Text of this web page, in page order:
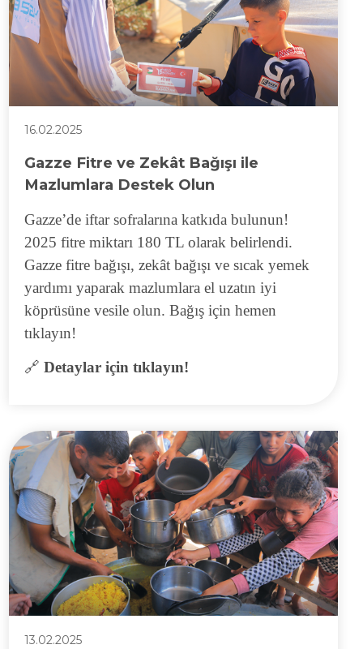
16.02.2025
Gazze Fitre ve Zekât Bağışı ile
Mazlumlara Destek Olun
Gazze’de iftar sofralarına katkıda bulunun!
2025 fitre miktarı 180 TL olarak belirlendi.
Gazze fitre bağışı, zekât bağışı ve sıcak yemek
yardımı yaparak mazlumlara el uzatın iyi
köprüsüne vesile olun. Bağış için hemen
tıklayın!
🔗 Detaylar için tıklayın!
13.02.2025